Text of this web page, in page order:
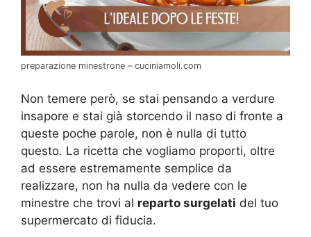
preparazione minestrone – cuciniamoli.com
Non temere però, se stai pensando a verdure
insapore e stai già storcendo il naso di fronte a
queste poche parole, non è nulla di tutto
questo. La ricetta che vogliamo proporti, oltre
ad essere estremamente semplice da
realizzare, non ha nulla da vedere con le
minestre che trovi al reparto surgelati del tuo
supermercato di fiducia.